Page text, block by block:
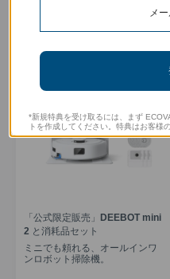
ユニークなデュオ
「公式限定販売」DEEBOT mini
2 と消耗品セット
ミニでも頼れる、オールインワ
ンロボット掃除機。
*新規特典を受け取るには、まず
トを作成してください。特典はお客様